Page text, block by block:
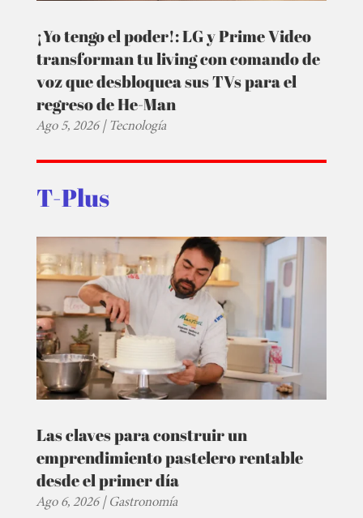
¡Yo tengo el poder!: LG y Prime Video
transforman tu living con comando de
voz que desbloquea sus TVs para el
regreso de He-Man
Ago 5, 2026|Tecnología
T-Plus
Las claves para construir un
emprendimiento pastelero rentable
desde el primer día
Ago 6, 2026|Gastronomía